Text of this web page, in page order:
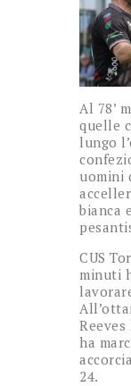
Al 78’
quelle
lungo
uomini
bianca
CUS
minuti
ha
24.